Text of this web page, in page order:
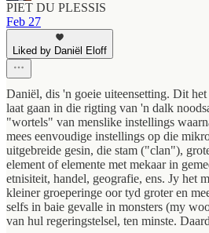
PIET DU PLESSIS
Feb 27
Liked by Daniël Eloff
Daniël, dis 'n goeie uiteensetting. Dit
laat gaan in die rigting van 'n dalk
"wortels" van menslike instellings
mees eenvoudige instellings op die
uitgebreide gesin, die stam ("clan"),
element of elemente met mekaar in
etnisiteit, handel, geografie, ens. Jy het
kleiner groeperinge oor tyd groter en
selfs in baie gevalle in monsters (my
van hul regeringstelsel, ten minste.